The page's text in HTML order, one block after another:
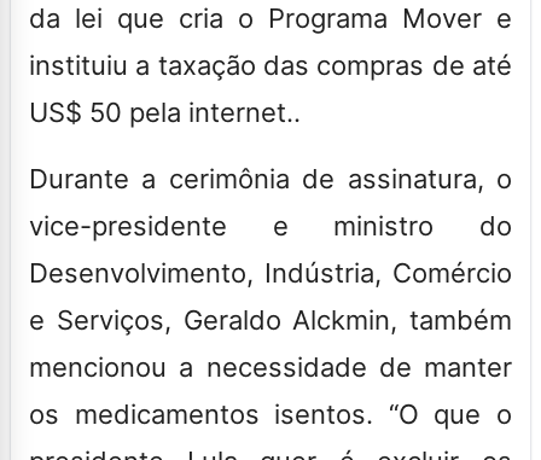
da lei que cria o Programa Mover e
instituiu a taxação das compras de até
US$ 50 pela internet..
Durante a cerimônia de assinatura, o
vice-presidente e ministro do
Desenvolvimento, Indústria, Comércio
e Serviços, Geraldo Alckmin, também
mencionou a necessidade de manter
os medicamentos isentos. “O que o